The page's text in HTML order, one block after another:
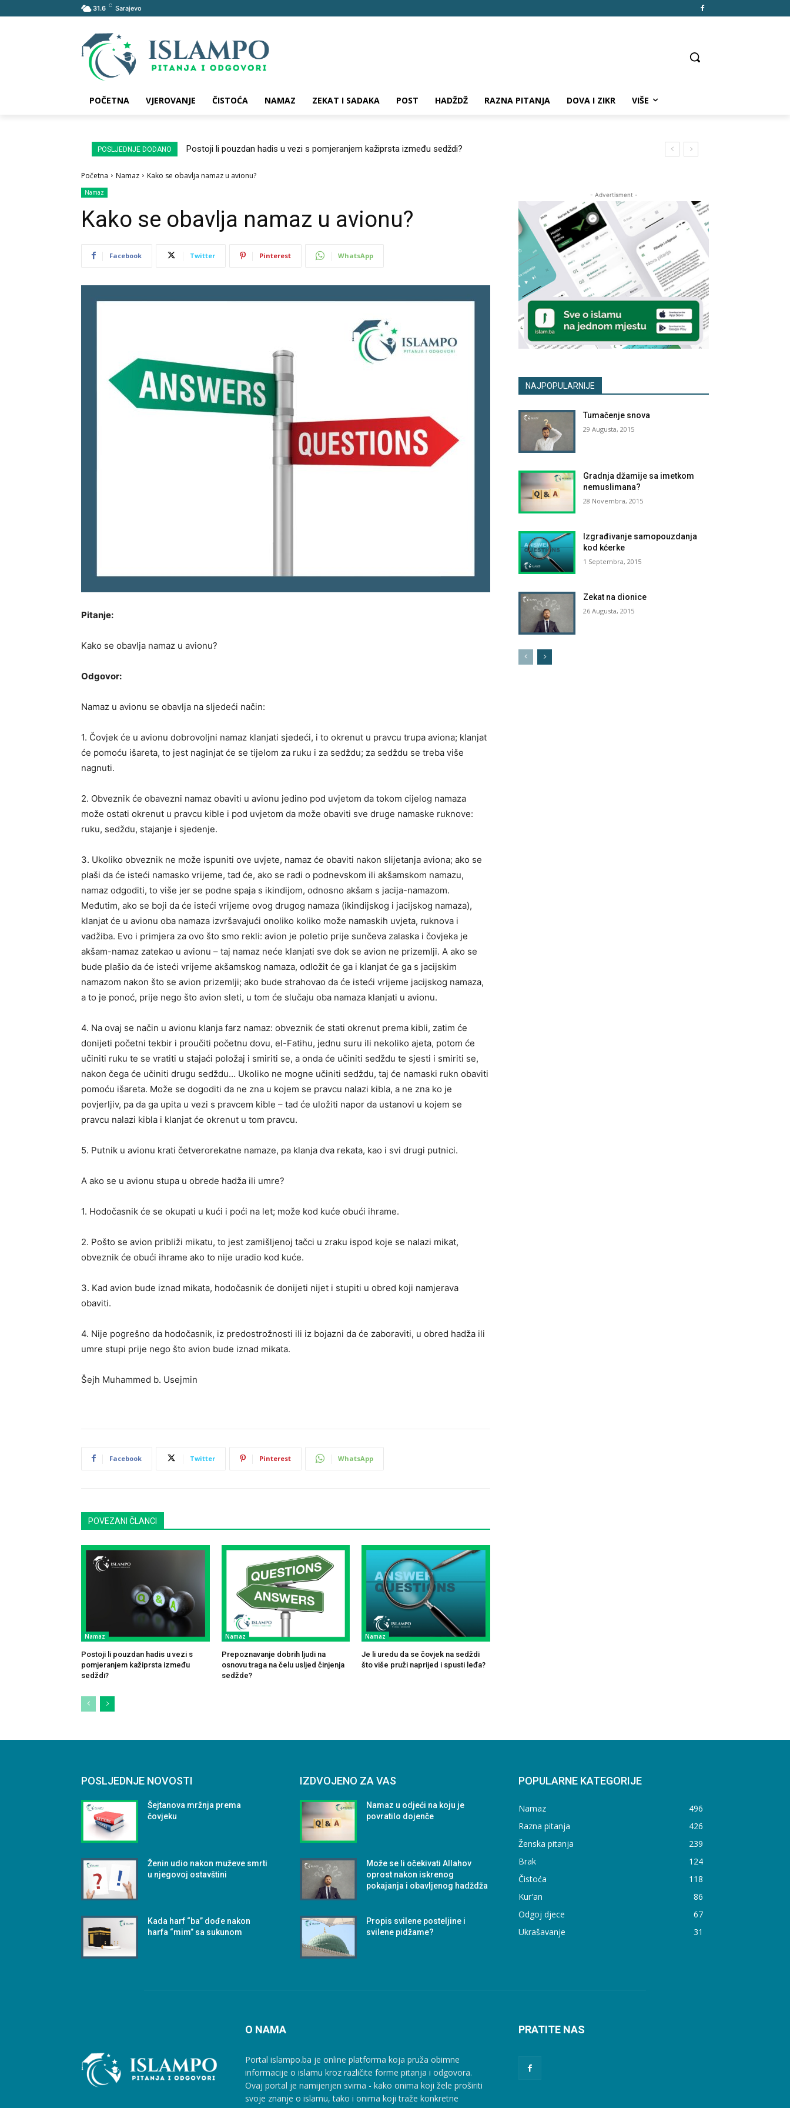
31.6 C Sarajevo
POČETNA VJEROVANJE ČISTOĆA NAMAZ ZEKAT I SADAKA POST HADŽDŽ RAZNA PITANJA DOVA I ZIKR VIŠE
POSLJEDNJE DODANO Postoji li pouzdan hadis u vezi s pomjeranjem kažiprsta između sedždi?
Početna Namaz Kako se obavlja namaz u avionu?
Namaz
Kako se obavlja namaz u avionu?
Facebook Twitter Pinterest WhatsApp
Pitanje:
Kako se obavlja namaz u avionu?
Odgovor:
Namaz u avionu se obavlja na sljedeći način:
1. Čovjek će u avionu dobrovoljni namaz klanjati sjedeći, i to okrenut u pravcu trupa aviona; klanjat
će pomoću išareta, to jest naginjat će se tijelom za ruku i za sedždu; za sedždu se treba više
nagnuti.
2. Obveznik će obavezni namaz obaviti u avionu jedino pod uvjetom da tokom cijelog namaza
može ostati okrenut u pravcu kible i pod uvjetom da može obaviti sve druge namaske ruknove:
ruku, sedždu, stajanje i sjedenje.
3. Ukoliko obveznik ne može ispuniti ove uvjete, namaz će obaviti nakon slijetanja aviona; ako se
plaši da će isteći namasko vrijeme, tad će, ako se radi o podnevskom ili akšamskom namazu,
namaz odgoditi, to više jer se podne spaja s ikindijom, odnosno akšam s jacija-namazom.
Međutim, ako se boji da će isteći vrijeme ovog drugog namaza (ikindijskog i jacijskog namaza),
klanjat će u avionu oba namaza izvršavajući onoliko koliko može namaskih uvjeta, ruknova i
vadžiba. Evo i primjera za ovo što smo rekli: avion je poletio prije sunčeva zalaska i čovjeka je
akšam-namaz zatekao u avionu – taj namaz neće klanjati sve dok se avion ne prizemlji. A ako se
bude plašio da će isteći vrijeme akšamskog namaza, odložit će ga i klanjat će ga s jacijskim
namazom nakon što se avion prizemlji; ako bude strahovao da će isteći vrijeme jacijskog namaza,
a to je ponoć, prije nego što avion sleti, u tom će slučaju oba namaza klanjati u avionu.
4. Na ovaj se način u avionu klanja farz namaz: obveznik će stati okrenut prema kibli, zatim će
donijeti početni tekbir i proučiti početnu dovu, el-Fatihu, jednu suru ili nekoliko ajeta, potom će
učiniti ruku te se vratiti u stajaći položaj i smiriti se, a onda će učiniti sedždu te sjesti i smiriti se,
nakon čega će učiniti drugu sedždu… Ukoliko ne mogne učiniti sedždu, taj će namaski rukn obaviti
pomoću išareta. Može se dogoditi da ne zna u kojem se pravcu nalazi kibla, a ne zna ko je
povjerljiv, pa da ga upita u vezi s pravcem kible – tad će uložiti napor da ustanovi u kojem se
pravcu nalazi kibla i klanjat će okrenut u tom pravcu.
5. Putnik u avionu krati četverorekatne namaze, pa klanja dva rekata, kao i svi drugi putnici.
A ako se u avionu stupa u obrede hadža ili umre?
1. Hodočasnik će se okupati u kući i poći na let; može kod kuće obući ihrame.
2. Pošto se avion približi mikatu, to jest zamišljenoj tačci u zraku ispod koje se nalazi mikat,
obveznik će obući ihrame ako to nije uradio kod kuće.
3. Kad avion bude iznad mikata, hodočasnik će donijeti nijet i stupiti u obred koji namjerava
obaviti.
4. Nije pogrešno da hodočasnik, iz predostrožnosti ili iz bojazni da će zaboraviti, u obred hadža ili
umre stupi prije nego što avion bude iznad mikata.
Šejh Muhammed b. Usejmin
Facebook Twitter Pinterest WhatsApp
POVEZANI ČLANCI
Namaz
Postoji li pouzdan hadis u vezi s
pomjeranjem kažiprsta između
sedždi?
Namaz
Prepoznavanje dobrih ljudi na
osnovu traga na čelu usljed činjenja
sedžde?
Namaz
Je li uredu da se čovjek na sedždi
što više pruži naprijed i spusti leđa?
- Advertisment -
NAJPOPULARNIJE
Tumačenje snova
29 Augusta, 2015
Gradnja džamije sa imetkom
nemuslimana?
28 Novembra, 2015
Izgrađivanje samopouzdanja
kod kćerke
1 Septembra, 2015
Zekat na dionice
26 Augusta, 2015
POSLJEDNJE NOVOSTI
Šejtanova mržnja prema
čovjeku
Ženin udio nakon muževe smrti
u njegovoj ostavštini
Kada harf “ba” dođe nakon
harfa “mim” sa sukunom
IZDVOJENO ZA VAS
Namaz u odjeći na koju je
povratilo dojenče
Može se li očekivati Allahov
oprost nakon iskrenog
pokajanja i obavljenog hadždža
Propis svilene posteljine i
svilene pidžame?
POPULARNE KATEGORIJE
Namaz
496
Razna pitanja
426
Ženska pitanja
239
Brak
124
Čistoća
118
Kur'an
86
Odgoj djece
67
Ukrašavanje
31
O NAMA
Portal islampo.ba je online platforma koja pruža obimne
informacije o islamu kroz različite forme pitanja i odgovora.
Ovaj portal je namijenjen svima - kako onima koji žele proširiti
svoje znanje o islamu, tako i onima koji traže konkretne
PRATITE NAS